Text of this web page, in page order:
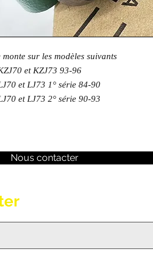
sur les modèles suivants
et KZJ73 93-96
et LJ73 1° série 84-90
et LJ73 2° série 90-93
Nous contacter